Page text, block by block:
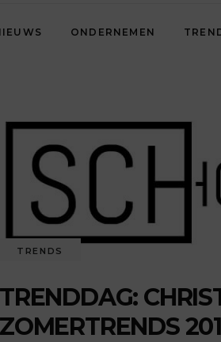
ONDERNEMEN
TRENDS
TRENDDAG:
ZOMERTRENDS